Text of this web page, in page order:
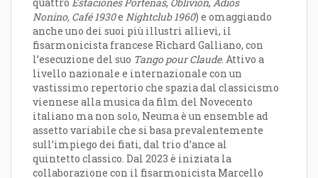
Nonino, Café 1930e Nightclub 1960) e omaggiando
anche uno dei suoi più illustri allievi, il
fisarmonicista francese Richard Galliano, con
l’esecuzione del suo Tango pour Claude. Attivo a
livello nazionale e internazionale con un
vastissimo repertorio che spazia dal classicismo
viennese alla musica da film del Novecento
italiano ma non solo, Neuma è un ensemble ad
assetto variabile che si basa prevalentemente
sull’impiego dei fiati, dal trio d’ance al
quintetto classico. Dal 2023 è iniziata la
collaborazione con il fisarmonicista Marcello